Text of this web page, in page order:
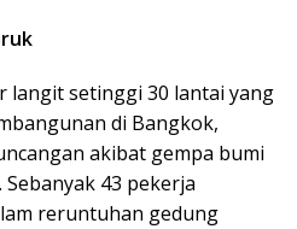
langit setinggi 30 lantai yang
di Bangkok,
akibat gempa bumi
43 pekerja
reruntuhan gedung